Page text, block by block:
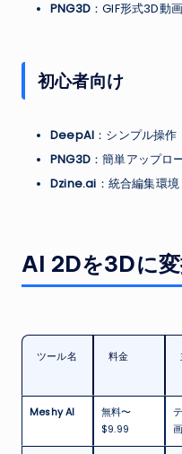
PNG3D ：GIF形式3D動画
初心者向け
DeepAI ：シンプル操作
PNG3D ：簡単アップロ
Dzine.ai ：統合編集環境
AI 2Dを3Dに
ツール名 料金
Meshy AI
無料〜
$9.99